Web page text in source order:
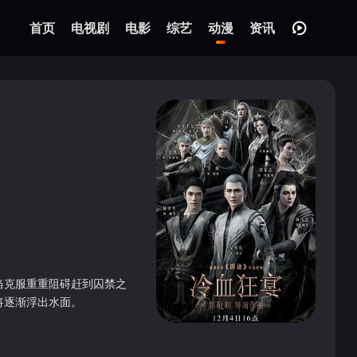
首页 电视剧 电影 综艺 动漫 资讯
服重重阻碍赶到囚禁之
渐浮出水面。